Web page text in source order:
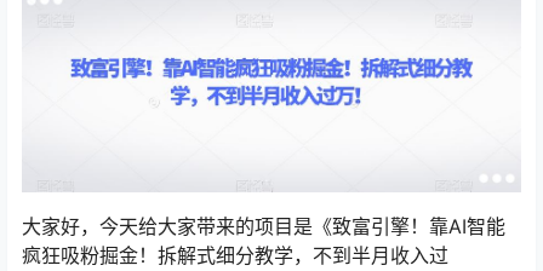
大家好，今天给大家带来的项目是《致富引擎！靠AI智能
疯狂吸粉掘金！拆解式细分教学，不到半月收入过